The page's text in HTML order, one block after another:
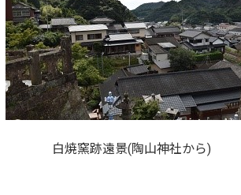
白焼窯跡遠景(陶山神社から)